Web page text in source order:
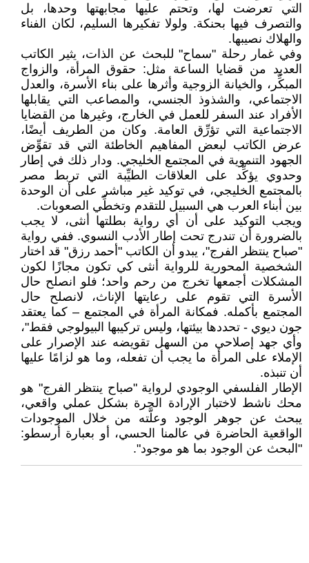
التي تعرضت لها، وتحتم عليها مجابهتها وحدها، بل
والتصرف فيها بحنكة. ولولا تفكيرها السليم، لكان الفناء
والهلاك نصيبها.
وفي غمار رحلة "سماح" للبحث عن الذات، يثير الكاتب
العديد من قضايا الساعة مثل: حقوق المرأة، والزواج
المبكِّر، والخيانة الزوجية وأثرها على بناء الأسرة، والعدل
الاجتماعي، والشذوذ الجنسي، والمصاعب التي يقابلها
الأفراد عند السفر للعمل في الخارج، وغيرها من القضايا
الاجتماعية التي تؤرِّق العامة. وكان من الطريف أيضًا،
عرض الكاتب لبعض المفاهيم الخاطئة التي قد تقوِّض
الجهود التنموية في المجتمع الخليجي. ودار ذلك في إطار
وحدوي يؤكِّد على العلاقات الطيِّبة التي تربط مصر
بالمجتمع الخليجي، في توكيد غير مباشر على أن الوحدة
بين أبناء العرب هي السبيل للتقدم وتخطِّي الصعوبات.
ويجب التوكيد على أن أي رواية بطلتها أنثى، لا يجب
بالضرورة أن تندرج تحت إطار الأدب النسوي. ففي رواية
"صباح ينتظر الفرج"، يبدو أن الكاتب "أحمد رزق" قد اختار
الشخصية المحورية للرواية أنثى كي تكون مجازًا لكون
المشكلات أجمعها تخرج من رحم واحد؛ فلو انصلح حال
الأسرة التي تقوم على رعايتها الإناث، لانصلح حال
المجتمع بأكمله. فمكانة المرأة في المجتمع – كما يعتقد
جون ديوي - تحددها بيئتها، وليس تركيبها البيولوجي فقط"،
وأي جهد إصلاحي من السهل تقويضه عند الإصرار على
الإملاء على المرأة ما يجب أن تفعله، وما هو لزامًا عليها
أن تنبذه.
الإطار الفلسفي الوجودي لرواية "صباح ينتظر الفرج" هو
محك ناشط لاختبار الإرادة الحرة بشكل عملي واقعي،
يبحث عن جوهر الوجود وعلَّته من خلال الموجودات
الواقعية الحاضرة في عالمنا الحسي، أو بعبارة أرسطو:
"البحث عن الوجود بما هو موجود".